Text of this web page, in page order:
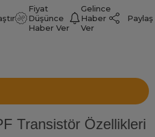
Fiyat
Düşünce
Haber Ver
Gelince
Haber
Ver
Paylaş
Transistör Özellikleri